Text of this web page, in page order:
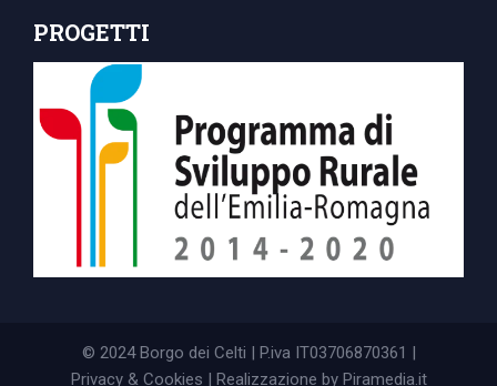
PROGETTI
© 2024 Borgo dei Celti | P.iva IT03706870361 |
Privacy & Cookies | Realizzazione by Piramedia.it